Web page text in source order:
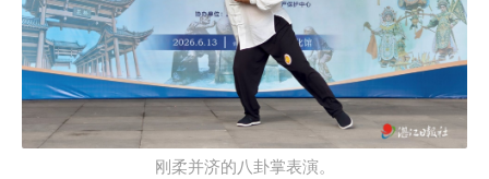
刚柔并济的八卦掌表演。